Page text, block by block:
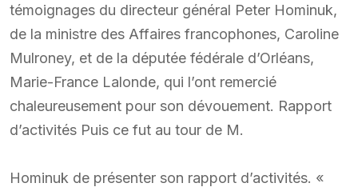
témoignages du directeur général Peter Hominuk,
de la ministre des Affaires francophones, Caroline
Mulroney, et de la députée fédérale d’Orléans,
Marie-France Lalonde, qui l’ont remercié
chaleureusement pour son dévouement. Rapport
d’activités Puis ce fut au tour de M.
Hominuk de présenter son rapport d’activités. «